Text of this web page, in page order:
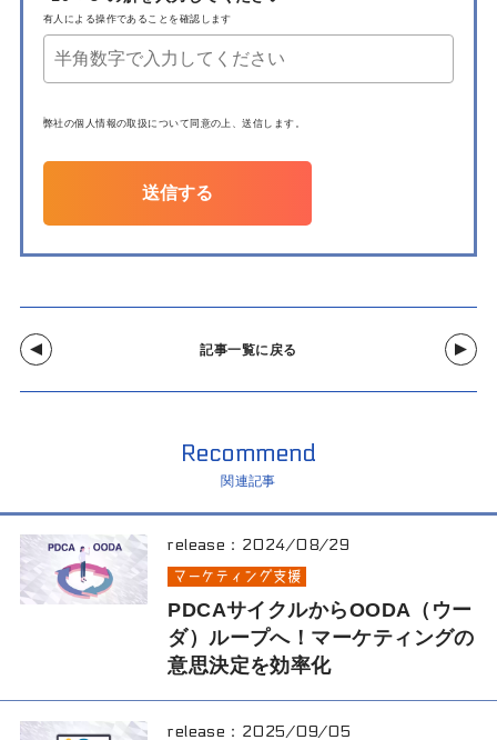
有人による操作であることを確認します
弊社の個人情報の取扱について 同意の上、送信します。
送信する
記事一覧に戻る
Recommend
関連記事
release： 2024/08/29
マーケティング支援
PDCAサイクルからOODA（ウー
ダ）ループへ！マーケティングの
意思決定を効率化
release： 2025/09/05